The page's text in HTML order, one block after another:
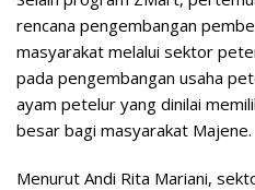
rencana pengembangan
masyarakat melalui sektor
pada pengembangan usaha
ayam petelur yang dinilai
besar bagi masyarakat Majene.
Menurut Andi Rita Mariani,